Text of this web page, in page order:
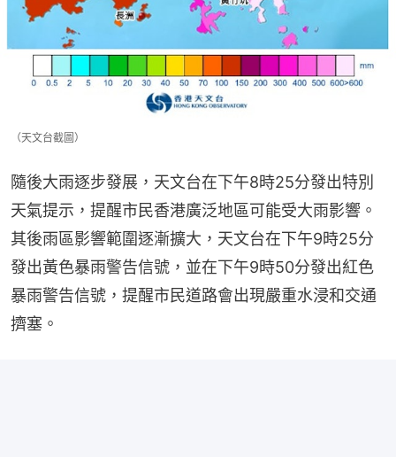
（天文台截圖）
隨後大雨逐步發展，天文台在下午8時25分發出特別
天氣提示，提醒市民香港廣泛地區可能受大雨影響。
其後雨區影響範圍逐漸擴大，天文台在下午9時25分
發出黃色暴雨警告信號，並在下午9時50分發出紅色
暴雨警告信號，提醒市民道路會出現嚴重水浸和交通
擠塞。